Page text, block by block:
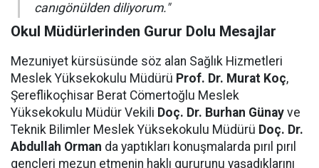
canıgönülden diliyorum."
Okul Müdürlerinden Gurur Dolu Mesajlar
Mezuniyet kürsüsünde söz alan Sağlık Hizmetleri
Meslek Yüksekokulu Müdürü Prof. Dr. Murat Koç,
Şereflikoçhisar Berat Cömertoğlu Meslek
Yüksekokulu Müdür Vekili Doç. Dr. Burhan Günay ve
Teknik Bilimler Meslek Yüksekokulu Müdürü Doç. Dr.
Abdullah Orman da yaptıkları konuşmalarda pırıl pırıl
gençleri mezun etmenin haklı gururunu yaşadıklarını